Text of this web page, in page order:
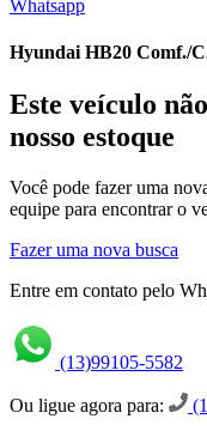
Whatsapp
Hyundai HB20 Comf./
Este veículo
nosso estoque
Você pode fazer uma
equipe para encontrar o
Fazer uma nova busca
Entre em contato pelo
(13)99105-5582
Ou ligue agora para: